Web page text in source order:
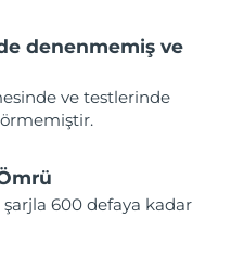
denenmemiş ve
ve testlerinde
600 defaya kadar